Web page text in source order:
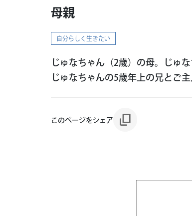
母親
自分らしく生きたい
じゅなちゃん（2歳）の母。じゅ
じゅなちゃんの5歳年上の兄とご
このページをシェア